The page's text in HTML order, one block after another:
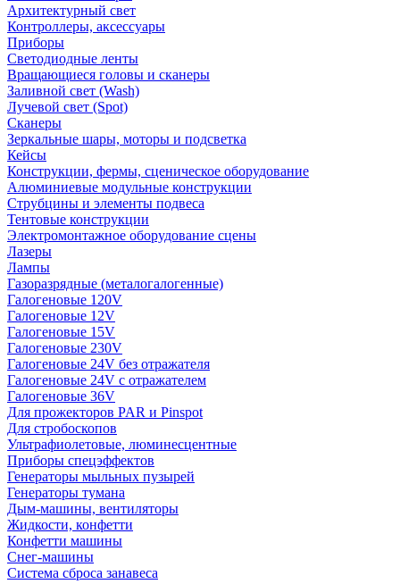
Архитектурный свет
Контроллеры, аксессуары
Приборы
Светодиодные ленты
Вращающиеся головы и сканеры
Заливной свет (Wash)
Лучевой свет (Spot)
Сканеры
Зеркальные шары, моторы и подсветка
Кейсы
Конструкции, фермы, сценическое оборудование
Алюминиевые модульные конструкции
Струбцины и элементы подвеса
Тентовые конструкции
Электромонтажное оборудование сцены
Лазеры
Лампы
Газоразрядные (металогалогенные)
Галогеновые 120V
Галогеновые 12V
Галогеновые 15V
Галогеновые 230V
Галогеновые 24V без отражателя
Галогеновые 24V с отражателем
Галогеновые 36V
Для прожекторов PAR и Pinspot
Для стробоскопов
Ультрафиолетовые, люминесцентные
Приборы спецэффектов
Генераторы мыльных пузырей
Генераторы тумана
Дым-машины, вентиляторы
Жидкости, конфетти
Конфетти машины
Снег-машины
Система сброса занавеса